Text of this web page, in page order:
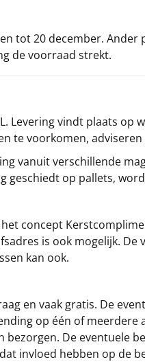
tot 20 december. Ander
de voorraad strekt.
Levering vindt plaats
te voorkomen,
vanuit verschillende
geschiedt op pallets,
concept
is ook mogelijk.
kan ook.
en vaak gratis. De
op één of
De eventuele
invloed hebben op de